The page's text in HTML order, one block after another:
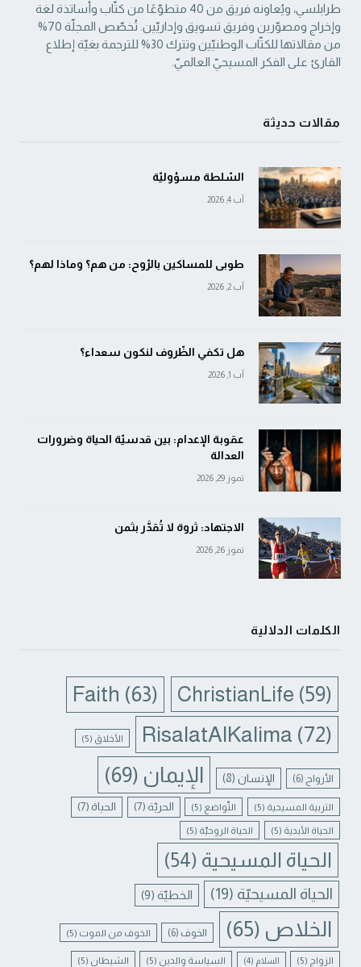
طرابلسي، ويُعاونه فريق من 40 متطوّعًا من كتّاب وأساتذة لغة
‏وإخراج ومصوّرين وفريق تسويق وإداريّين. تُخصّص المجلّة 70%
من مقالاتها للكتّاب الوطنيّين ‏وتترك 30% للترجمة بغيّة إطلاع
القارئ على الفكر المسيحيّ العالميّ.‏
مقالات حديثة
السّلطة مسؤوليّة
آب 4, 2026
طوبى للمساكين بالرّوح: من هم؟ وماذا لهم؟
آب 2, 2026
هل تكفي الظّروف لنكون سعداء؟
آب 1, 2026
عقوبة الإعدام: بين قدسيّة الحياة وضرورات
العدالة
تموز 29, 2026
الاجتهاد: ثروة لا تُقدَّر بثمن
تموز 26, 2026
الكلمات الدلالية
ChristianLife (59)
Faith (63)
RisalatAlKalima (72) الأخلاق (5)
الأرواح (6) الإنسان(8) الإيمان (69)
التربية المسيحية (5) التّواضع (5) الحريّة (7) الحياة (7)
الحياة الأبدية (5) الحياة الروحيّة (5)
الحياة المسيحية (54)
الحياة المسيحيّة (19) الخطيّة (9)
الخلاص (65) الخوف (6) الخوف من الموت (5)
الزواج (5) السلام (4) السياسة والدين (5) الشيطان (5)